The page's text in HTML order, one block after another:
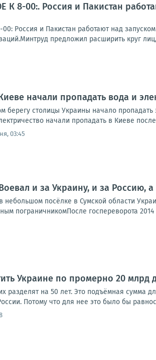
8-00:. Россия и Пакистан
Россия и Пакистан работают над
предложил расширить круг
начали пропадать вода и
берегу столицы Украины начало
начали пропадать в Киеве
03:45
и за Украину, и за Россию,
посёлке в Сумской области
пограничникомПосле госпереворота 2014
Украине по промерно 20 млрд
разделят на 50 лет. Это подъёмная сумма
Потому что для нее это было бы